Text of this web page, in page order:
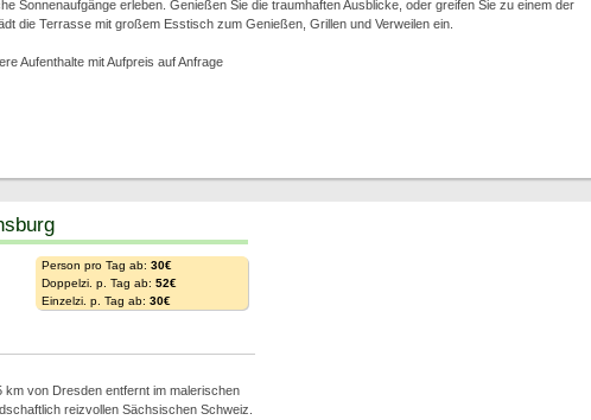
Sonnenaufgänge erleben. Genießen Sie die traumhaften Ausblicke, oder greifen Sie zu einem der
die Terrasse mit großem Esstisch zum Genießen, Grillen und Verweilen ein.
Aufenthalte mit Aufpreis auf Anfrage
Person pro Tag ab: 30€
Doppelzi. p. Tag ab: 52€
Einzelzi. p. Tag ab: 30€
von Dresden entfernt im malerischen
reizvollen Sächsischen Schweiz.